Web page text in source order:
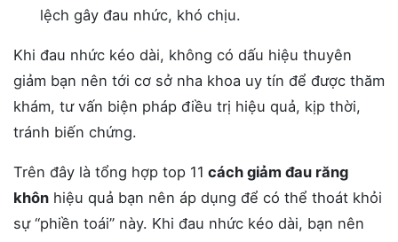
lệch gây đau nhức, khó chịu.
Khi đau nhức kéo dài, không có dấu hiệu thuyên
giảm bạn nên tới cơ sở nha khoa uy tín để được thăm
khám, tư vấn biện pháp điều trị hiệu quả, kịp thời,
tránh biến chứng.
Trên đây là tổng hợp top 11 cách giảm đau răng
khôn hiệu quả bạn nên áp dụng để có thể thoát khỏi
sự “phiền toái” này. Khi đau nhức kéo dài, bạn nên